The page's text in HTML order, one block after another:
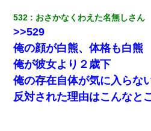
9月に付き合い始めたけどこの、こ
別れた。その元彼が交通事故で重体
[緊急]ベロベロの女に声をかけて行為
転職先が決まったので退職の意思を
532 おさかなくわえた名無しさん
>>529
俺の顔が白熊、体格も白熊
俺が彼女より２歳下
俺の存在自体が気に入らな
反対された理由はこんなと